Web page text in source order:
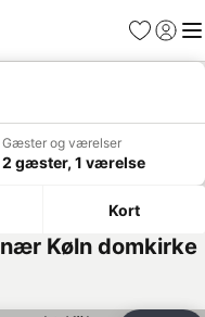
Favoritter
Log ind
Gæster og værelser
2 gæster, 1 værelse
Kort
Køln domkirke